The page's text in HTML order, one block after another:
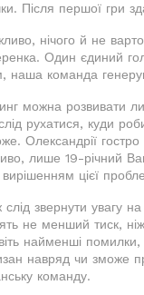
Після першої гри
нічого й не варто
Один єдиний гол
наша команда
можна розвивати
рухатися, куди
Олександрії
лише 19-річний
вирішенням цієї
слід звернути увагу
не менший тиск,
найменші
навряд чи зможе
команду.